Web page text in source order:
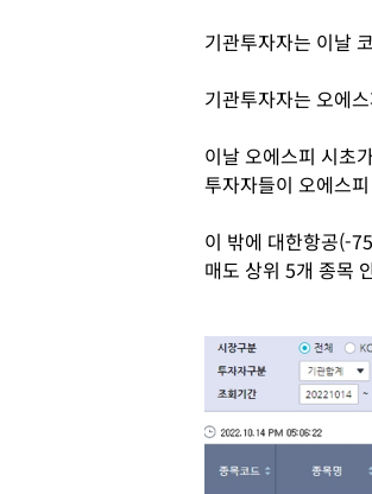
기관투자자는 이날
기관투자자는 오에
이날 오에스피 시초
투자자들이 오에스
이 밖에 대한항공(-
매도 상위 5개 종목